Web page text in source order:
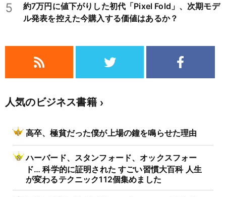
5
約7万円に値下がりした初代「Pixel Fold」、次期モデ
ル発表を控えた今購入する価値はあるか？
人気のビジネス書籍
高卒、極貧だった僕が上場の鐘を鳴らせた理由
ハーバード、スタンフォード、オックスフォー
ド… 科学的に証明された すごい習慣大百科 人生
が変わるテクニック112個集めました